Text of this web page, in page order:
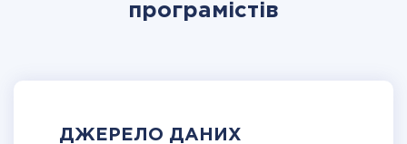
програмістів
ДЖЕРЕЛО ДАНИХ